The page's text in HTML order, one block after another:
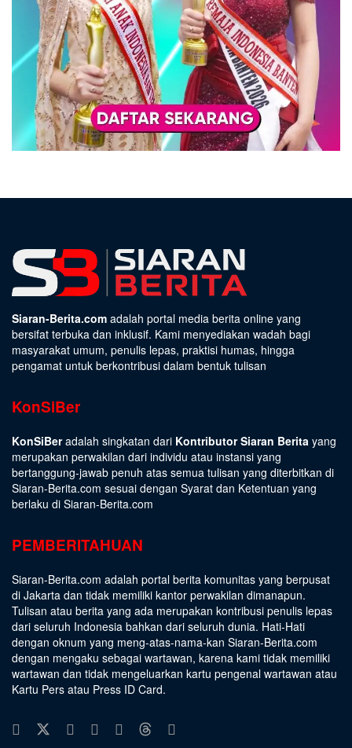
Siaran-Berita.com adalah portal media berita online yang
bersifat terbuka dan inklusif. Kami menyediakan wadah bagi
masyarakat umum, penulis lepas, praktisi humas, hingga
pengamat untuk berkontribusi dalam bentuk tulisan
KonSiBer
KonSiBeradalah singkatan dari Kontributor Siaran Berita yang
merupakan perwakilan dari individu atau instansi yang
bertanggung-jawab penuh atas semua tulisan yang diterbitkan di
Siaran-Berita.com sesuai dengan Syarat dan Ketentuan yang
berlaku di Siaran-Berita.com
PEMBERITAHUAN
Siaran-Berita.com adalah portal berita komunitas yang berpusat
di Jakarta dan tidak memiliki kantor perwakilan dimanapun.
Tulisan atau berita yang ada merupakan kontribusi penulis lepas
dari seluruh Indonesia bahkan dari seluruh dunia. Hati-Hati
dengan oknum yang meng-atas-nama-kan Siaran-Berita.com
dengan mengaku sebagai wartawan, karena kami tidak memiliki
wartawan dan tidak mengeluarkan kartu pengenal wartawan atau
Kartu Pers atau Press ID Card.